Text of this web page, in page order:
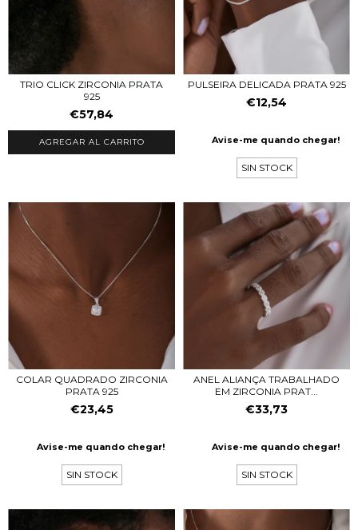
TRIO CLICK ZIRCONIA PRATA
925
€57,84
PULSEIRA DELICADA PRATA 925
€12,54
Avise-me quando chegar!
SIN STOCK
COLAR QUADRADO ZIRCONIA
PRATA 925
€23,45
Avise-me quando chegar!
SIN STOCK
ANEL ALIANÇA TRABALHADO
EM ZIRCONIA PRAT...
€33,73
Avise-me quando chegar!
SIN STOCK